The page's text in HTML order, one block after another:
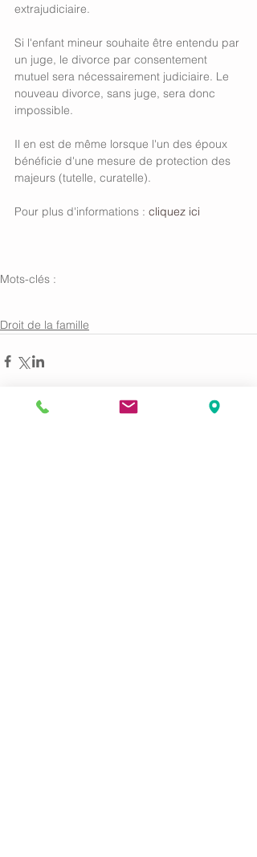
extrajudiciaire.
Si l'enfant mineur souhaite être entendu par
un juge, le divorce par consentement
mutuel sera nécessairement judiciaire. Le
nouveau divorce, sans juge, sera donc
impossible.
Il en est de même lorsque l'un des époux
bénéficie d'une mesure de protection des
majeurs (tutelle, curatelle).
Pour plus d'informations : cliquez ici
Mots-clés :
Droit de la famille